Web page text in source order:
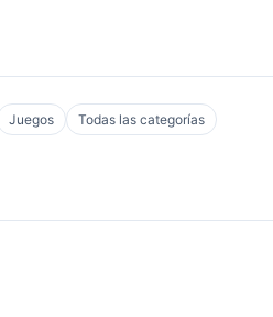
Juegos
Todas las categorías